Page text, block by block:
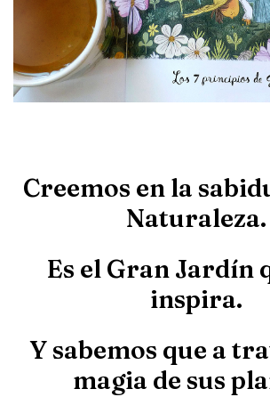
Creemos en la
Naturaleza.
Es el Gran Jardín
inspira.
Y sabemos que a
magia de sus